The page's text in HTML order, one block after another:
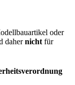
oder
dahernicht für